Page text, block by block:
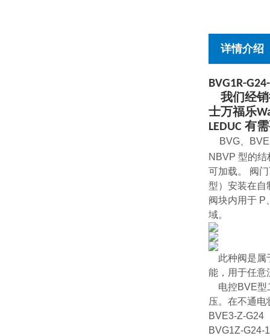
详情介绍
BVG1R-
士万福乐
LEDUC 有
BVG、BVE
NBVP 型的
可加载。 阀
型）安装在自
阀块内用于 P
域。
此种阀是属
能，用于任意
电控BVE型
压。在不通电
BVE3-Z-G24
BVG1Z-G24-